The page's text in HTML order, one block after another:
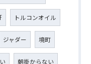
トルコンオイル
ジャダー 境町
朝掛からない